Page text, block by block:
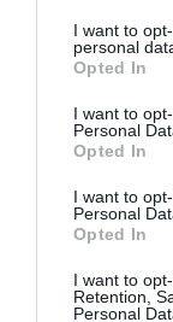
not limited to
grant or deny
use your data
consent section.
I want to
personal
Opted In
I want to
Personal
Opted In
I want to
Personal
Opted In
I want to
Retention,
Personal
kifizetése
sok utazni
álmodni mertek.
utazz be 11
vonattal